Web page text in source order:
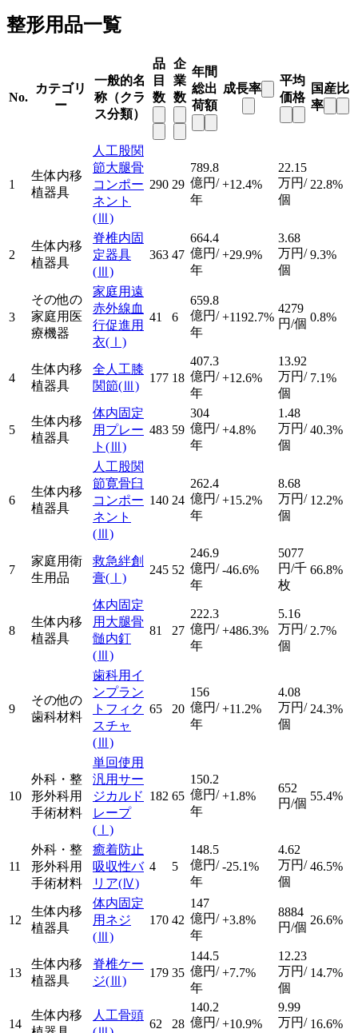
整形用品一覧
No.
カテゴリ
ー
一般的名
称（クラ
ス分類）
品
目
数
企
業
数
年間
総出
荷額
成長率
平均
価格
国産比
率
1
生体内移
植器具
人工股関
節大腿骨
コンポー
ネント
(Ⅲ)
290 29
789.8
億円/
年
+12.4%
22.15
万円/
個
22.8%
2
生体内移
植器具
脊椎内固
定器具
(Ⅲ)
363 47
664.4
億円/
年
+29.9%
3.68
万円/
個
9.3%
3
その他の
家庭用医
療機器
家庭用遠
赤外線血
行促進用
衣(Ⅰ)
41 6
659.8
億円/
年
+1192.7%
4279
円/個 0.8%
4
生体内移
植器具
全人工膝
関節(Ⅲ)
177 18
407.3
億円/
年
+12.6%
13.92
万円/
個
7.1%
5
生体内移
植器具
体内固定
用プレー
ト (Ⅲ)
483 59
304
億円/
年
+4.8%
1.48
万円/
個
40.3%
6
生体内移
植器具
人工股関
節寛骨臼
コンポー
ネント
(Ⅲ)
140 24
262.4
億円/
年
+15.2%
8.68
万円/
個
12.2%
7
家庭用衛
生用品
救急絆創
膏(Ⅰ)
245 52
246.9
億円/
年
-46.6%
5077
円/千
枚
66.8%
8
生体内移
植器具
体内固定
用大腿骨
髄内釘
(Ⅲ)
81 27
222.3
億円/
年
+486.3%
5.16
万円/
個
2.7%
9
その他の
歯科材料
歯科用イ
ンプラン
トフィク
スチャ
(Ⅲ)
65 20
156
億円/
年
+11.2%
4.08
万円/
個
24.3%
10
外科・整
形外科用
手術材料
単回使用
汎用サー
ジカルド
レープ
(Ⅰ)
182 65
150.2
億円/
年
+1.8%
652
円/個
55.4%
11
外科・整
形外科用
手術材料
癒着防止
吸収性バ
リア(Ⅳ)
4 5
148.5
億円/
年
-25.1%
4.62
万円/
個
46.5%
12
生体内移
植器具
体内固定
用ネジ
(Ⅲ)
170 42
147
億円/
年
+3.8%
8884
円/個
26.6%
13
生体内移
植器具
脊椎ケー
ジ(Ⅲ)
179 35
144.5
億円/
年
+7.7%
12.23
万円/
個
14.7%
14
生体内移
人工骨頭
62 28
140.2
億円/ +10.9%
9.99
万円/ 16.6%